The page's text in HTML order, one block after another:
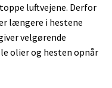
luftvejene. Derfor
længere i hestene
velgørende
olier og hesten opnår